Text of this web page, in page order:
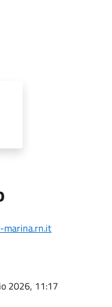
marina.rn.it
2026, 11:17